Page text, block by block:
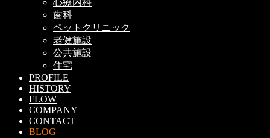
心療内科
歯科
ペットクリニック
老健施設
公共施設
住宅
PROFILE
HISTORY
FLOW
COMPANY
CONTACT
BLOG